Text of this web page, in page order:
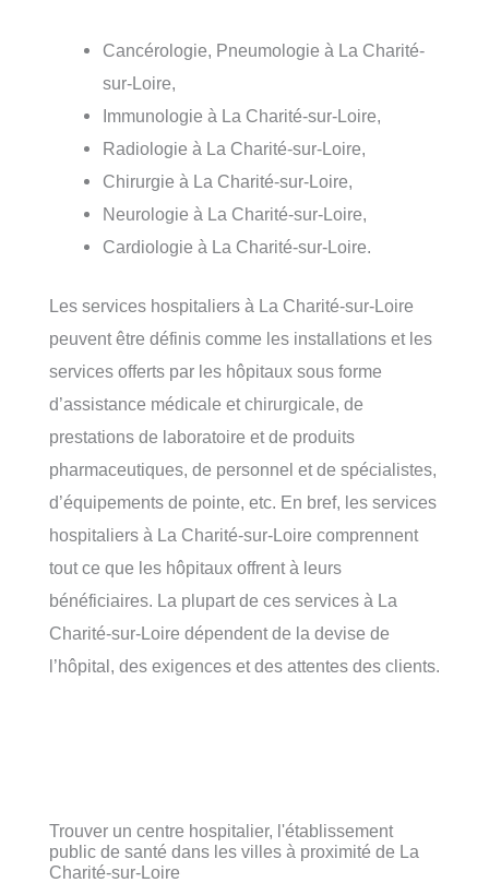
Cancérologie, Pneumologie à La Charité-
sur-Loire,
Immunologie à La Charité-sur-Loire,
Radiologie à La Charité-sur-Loire,
Chirurgie à La Charité-sur-Loire,
Neurologie à La Charité-sur-Loire,
Cardiologie à La Charité-sur-Loire.
Les services hospitaliers à La Charité-sur-Loire
peuvent être définis comme les installations et les
services offerts par les hôpitaux sous forme
d’assistance médicale et chirurgicale, de
prestations de laboratoire et de produits
pharmaceutiques, de personnel et de spécialistes,
d’équipements de pointe, etc. En bref, les services
hospitaliers à La Charité-sur-Loire comprennent
tout ce que les hôpitaux offrent à leurs
bénéficiaires. La plupart de ces services à La
Charité-sur-Loire dépendent de la devise de
l’hôpital, des exigences et des attentes des clients.
Trouver un centre hospitalier, l'établissement
public de santé dans les villes à proximité de La
Charité-sur-Loire